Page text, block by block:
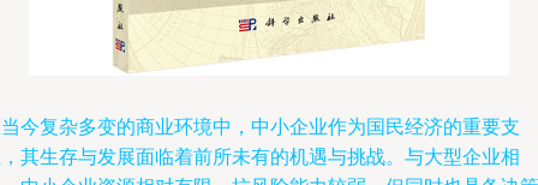
今复杂多变的商业环境中，中小企业作为国民经济的重要支
其生存与发展面临着前所未有的机遇与挑战。与大型企业相